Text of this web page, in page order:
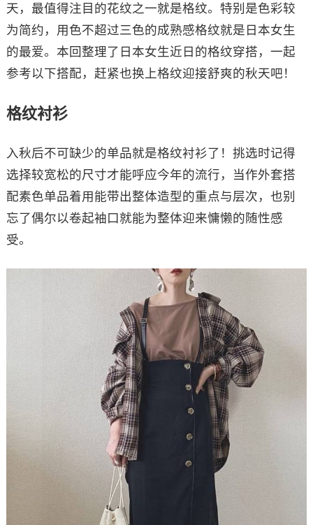
天，最值得注目的花纹之一就是格纹。特别是色彩较
为简约，用色不超过三色的成熟感格纹就是日本女生
的最爱。本回整理了日本女生近日的格纹穿搭，一起
参考以下搭配，赶紧也换上格纹迎接舒爽的秋天吧！
格纹衬衫
入秋后不可缺少的单品就是格纹衬衫了！挑选时记得
选择较宽松的尺寸才能呼应今年的流行，当作外套搭
配素色单品着用能带出整体造型的重点与层次，也别
忘了偶尔以卷起袖口就能为整体迎来慵懒的随性感
受。